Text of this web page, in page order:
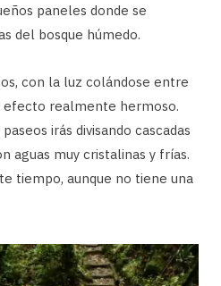
paneles donde se
del bosque húmedo.
con la luz colándose entre
efecto realmente hermoso.
irás divisando cascadas
aguas muy cristalinas y frías.
tiempo, aunque no tiene una